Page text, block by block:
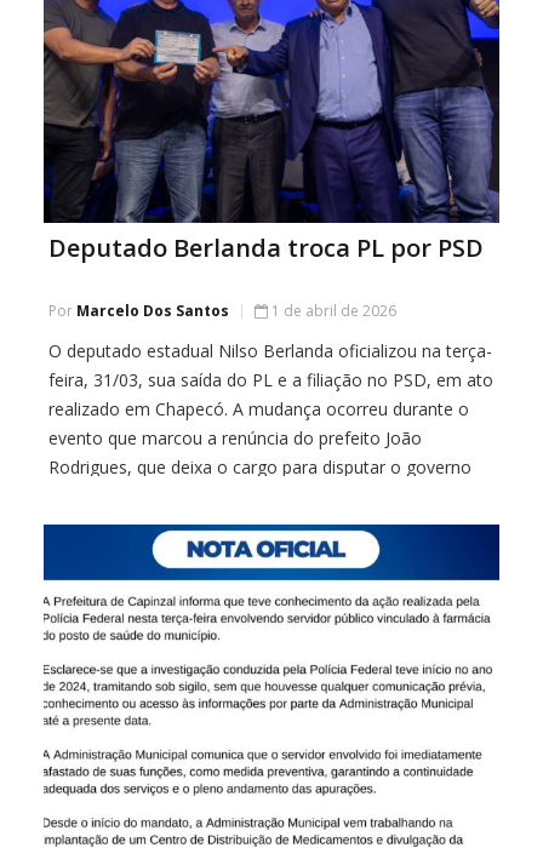
Deputado Berlanda troca PL por PSD
Por Marcelo Dos Santos 1 de abril de 2026
O deputado estadual Nilso Berlanda oficializou na terça-
feira, 31/03, sua saída do PL e a filiação no PSD, em ato
realizado em Chapecó. A mudança ocorreu durante o
evento que marcou a renúncia do prefeito João
Rodrigues, que deixa o cargo para disputar o governo
lado […]